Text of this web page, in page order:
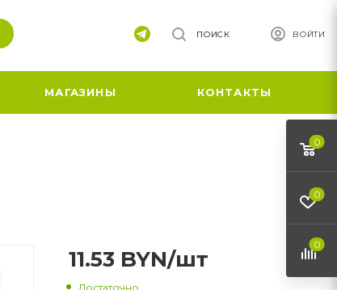
ВОЙТИ
ПОИСК
МАГАЗИНЫ КОНТАКТЫ
11.53 BYN/шт
Достаточно
0
0
0